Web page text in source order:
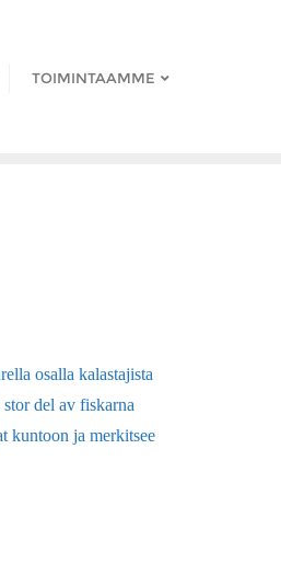
TOIMINTAAMME
osalla kalastajista
del av fiskarna
kuntoon ja merkitsee